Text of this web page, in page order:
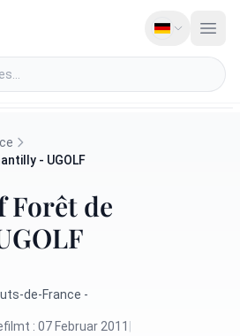
- UGOLF
Forêt de
de-France -
: 07 Februar 2011